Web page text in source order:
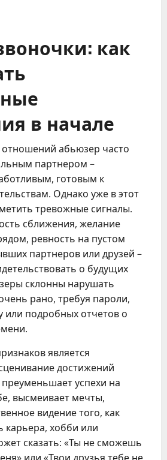
как
в начале
отношений абьюзер часто
партнером –
готовым к
Однако уже в этот
тревожные сигналы.
сближения, желание
ревность на пустом
партнеров или друзей –
о будущих
склонны нарушать
рано, требуя пароли,
или подробных отчетов о
является
достижений
успехи на
высмеивает мечты,
видение того, как
карьера, хобби или
сказать: «Ты не сможешь